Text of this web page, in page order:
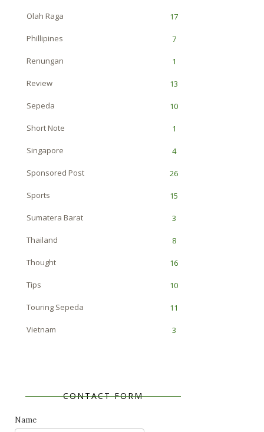
Olah Raga 17
Phillipines 7
Renungan 1
Review 13
Sepeda 10
Short Note 1
Singapore 4
Sponsored Post 26
Sports 15
Sumatera Barat 3
Thailand 8
Thought 16
Tips 10
Touring Sepeda 11
Vietnam 3
CONTACT FORM
Name